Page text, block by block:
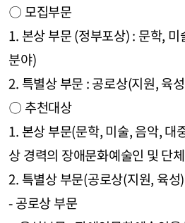
〇 모집부문
1. 본상 부문 (정부포상) : 문학,
분야)
2. 특별상 부문 : 공로상(지원, 육
〇 추천대상
1. 본상 부문(문학, 미술, 음악, 대
상 경력의 장애문화예술인 및 단체
2. 특별상 부문(공로상(지원, 육
- 공로상 부문